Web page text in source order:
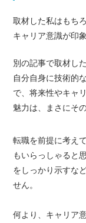
取材した私はもち
キャリア意識が印
別の記事で取材した
自分自身に技術的
で、将来性やキャ
魅力は、まさにそ
転職を前提に考え
もいらっしゃると
をしっかり示すな
せん。
何より、キャリア